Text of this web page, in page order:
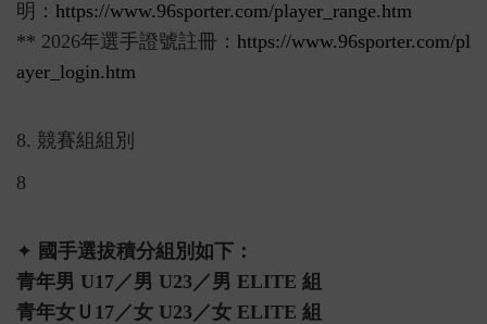
明： https://www.96sporter.com/player_range.htm
** 2026年選手證號註冊： https://www.96sporter.com/pl
ayer_login.htm
8. 競賽組組別
8
✦ 國手選拔積分組別如下：
青年男 U17／男 U23／男 ELITE 組
青年女Ｕ17／女 U23／女 ELITE 組